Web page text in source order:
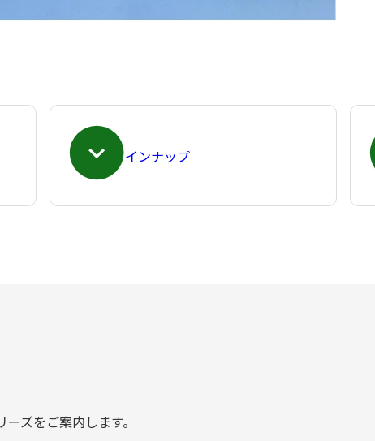
ラインナップ
ズをご案内します。